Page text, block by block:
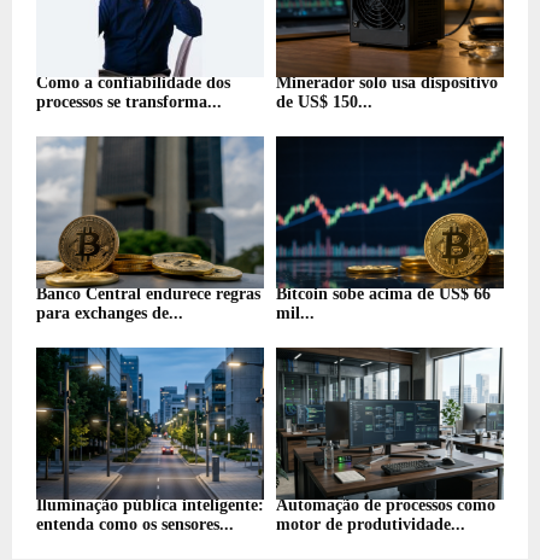
Como a confiabilidade dos
processos se transforma...
Minerador solo usa dispositivo
de US$ 150...
Banco Central endurece regras
para exchanges de...
Bitcoin sobe acima de US$ 66
mil...
Iluminação pública inteligente:
entenda como os sensores...
Automação de processos como
motor de produtividade...